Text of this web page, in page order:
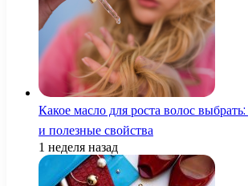
Какое масло для роста волос
и полезные свойства
1 неделя назад